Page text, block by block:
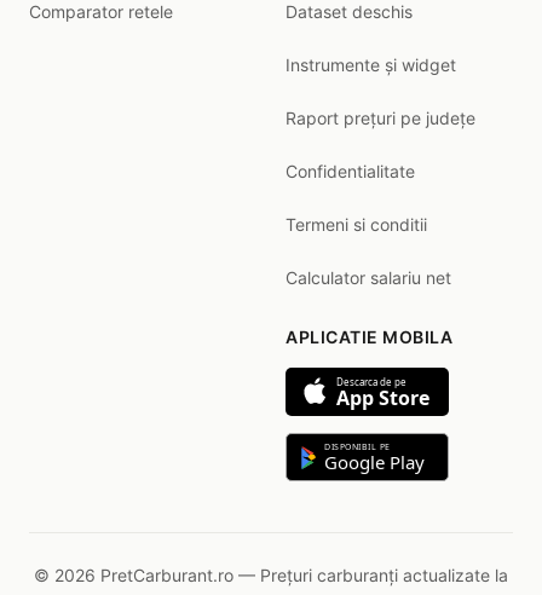
Comparator retele Dataset deschis
Instrumente și widget
Raport prețuri pe județe
Confidentialitate
Termeni si conditii
Calculator salariu net
APLICATIE MOBILA
Descarca de pe
App Store
DISPONIBIL PE
Google Play
© 2026 PretCarburant.ro — Prețuri carburanți actualizate la